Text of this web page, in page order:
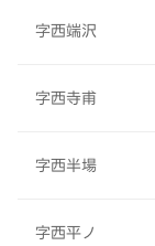
字西端沢
字西寺甫
字西半場
字西平ノ